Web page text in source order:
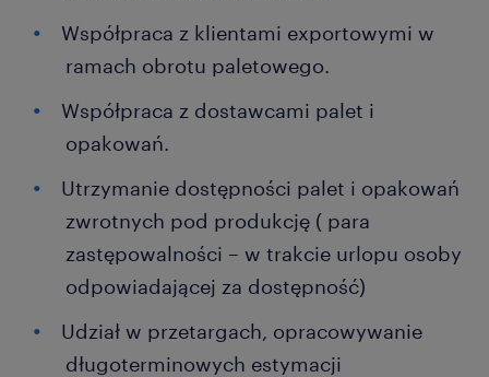
Współpraca z klientami exportowymi w
ramach obrotu paletowego.
Współpraca z dostawcami palet i
opakowań.
Utrzymanie dostępności palet i opakowań
zwrotnych pod produkcję ( para
zastępowalności – w trakcie urlopu osoby
odpowiadającej za dostępność)
Udział w przetargach, opracowywanie
długoterminowych estymacji